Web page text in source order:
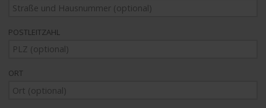
POSTLEITZAHL
ORT